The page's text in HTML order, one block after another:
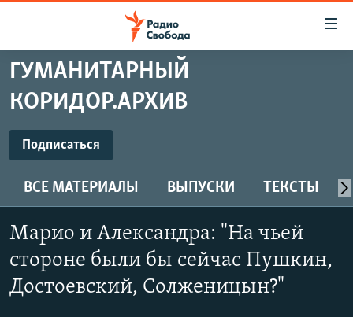
упрощенного
доступа
основному
Вернутся
главной
навигации
Вернутся
ПОДКАСТЫ
АВТОРСКИЕ ПРОЕКТЫ
МНЕНИЯ
КУЛЬТУРА
IDEL.РЕАЛИИ
КАВКАЗ.РЕАЛИИ
ГУМАНИТАРНЫЙ
КОРИДОР.АРХИВ
ПодписатьсяПОДПИСАТЬСЯ
Spotify
CastBox
Подписаться
ВСЕ МАТЕРИАЛЫ ВЫПУСКИ ТЕКСТЫ
Марио и Александра: "На чьей
стороне были бы сейчас Пушкин,
Достоевский, Солженицын?"